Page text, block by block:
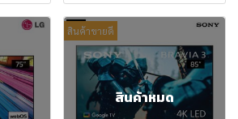
สินค้าขายดี
สินค้าหมด